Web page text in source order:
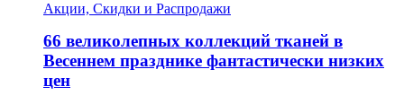
Акции, Скидки и Распродажи
66 великолепных коллекций тканей в
Весеннем празднике фантастически низких
цен